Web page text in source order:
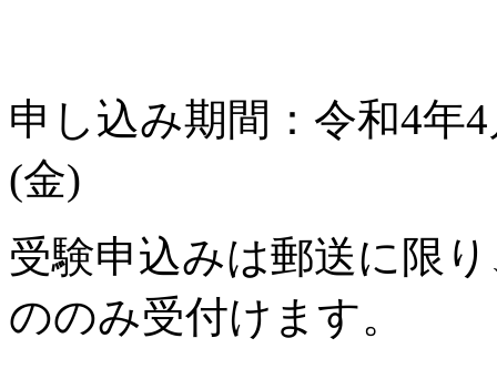
申し込み期間：令和4年
(金)
受験申込みは郵送に限
ののみ受付けます。